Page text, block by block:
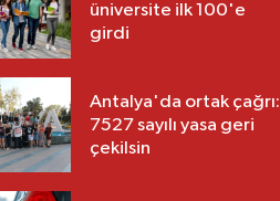
üniversite ilk 100'e
girdi
Antalya'da ortak çağrı:
7527 sayılı yasa geri
çekilsin